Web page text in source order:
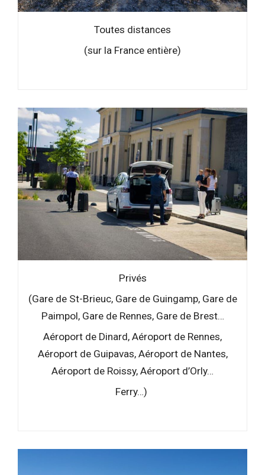
Toutes distances
(sur la France entière)
Privés
(Gare de St-Brieuc, Gare de Guingamp, Gare de
Paimpol, Gare de Rennes, Gare de Brest…
Aéroport de Dinard, Aéroport de Rennes,
Aéroport de Guipavas, Aéroport de Nantes,
Aéroport de Roissy, Aéroport d’Orly…
Ferry…)